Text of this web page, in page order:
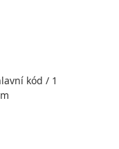
kód / 1